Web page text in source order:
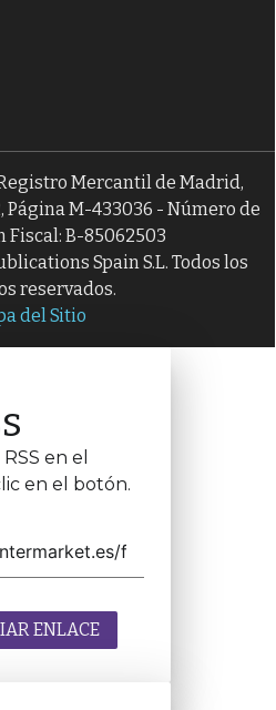
Mercantil de Madrid,
Página M-433036 - Número de
B-85062503
Spain S.L. Todos los
reservados.
del Sitio
en el
en el botón.
ENLACE